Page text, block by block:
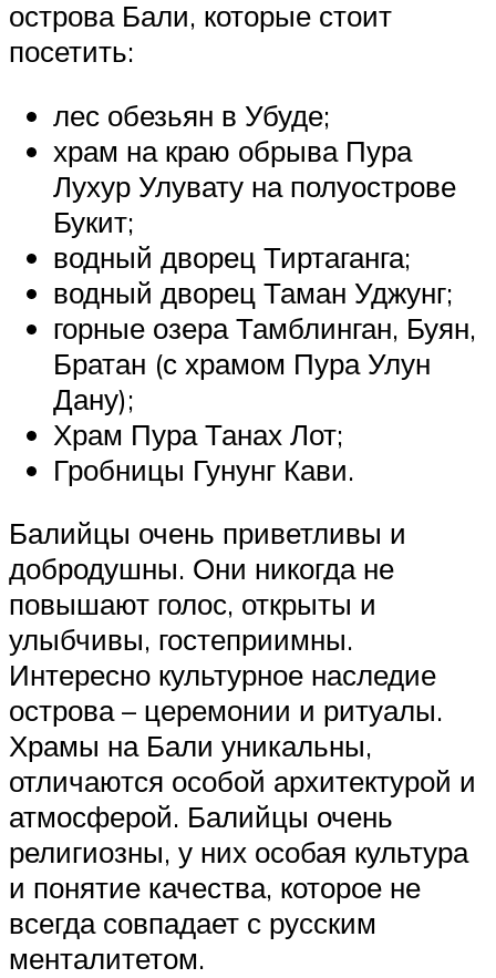
острова Бали, которые стоит
посетить:
лес обезьян в Убуде;
храм на краю обрыва Пура
Лухур Улувату на полуострове
Букит;
водный дворец Тиртаганга;
водный дворец Таман Уджунг;
горные озера Тамблинган, Буян,
Братан (с храмом Пура Улун
Дану);
Храм Пура Танах Лот;
Гробницы Гунунг Кави.
Балийцы очень приветливы и
добродушны. Они никогда не
повышают голос, открыты и
улыбчивы, гостеприимны.
Интересно культурное наследие
острова – церемонии и ритуалы.
Храмы на Бали уникальны,
отличаются особой архитектурой и
атмосферой. Балийцы очень
религиозны, у них особая культура
и понятие качества, которое не
всегда совпадает с русским
менталитетом.